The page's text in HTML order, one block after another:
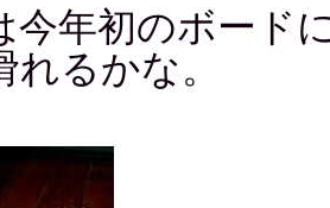
今年初のボード
れるかな。